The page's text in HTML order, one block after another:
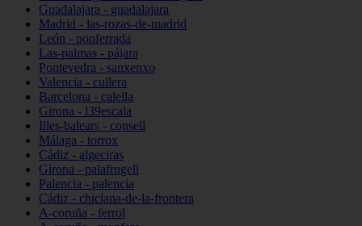
Guadalajara - guadalajara
Madrid - las-rozas-de-madrid
León - ponferrada
Las-palmas - pájara
Pontevedra - sanxenxo
Valencia - cullera
Barcelona - calella
Girona - l39escala
Illes-balears - consell
Málaga - torrox
Cádiz - algeciras
Girona - palafrugell
Palencia - palencia
Cádiz - chiclana-de-la-frontera
A-coruña - ferrol